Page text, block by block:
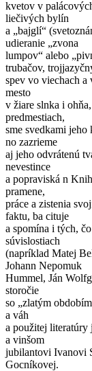
kvetov v
liečivých bylín
a „bajglí“
udieranie „zvona
lumpov“ alebo
trubačov,
spev vo viechach
mesto
v žiare slnka i
predmestiach,
sme svedkami jeho
no zazrieme
aj jeho odvrátenú
nevestince
a popraviská n
pramene,
práce a zistenia
faktu, ba cituje
a spomína i tých,
súvislostiach
(napríklad Matej
Johann Nepomuk
Hummel, Ján
storočie
so „zlatým
a váh
a použitej literatúry
a vinšom
jubilantovi Ivanovi
Gocníkovej.